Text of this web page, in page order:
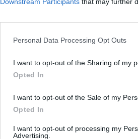
Personal Data Processing Opt Outs
I want to opt-out of the Sharing of my
Opted In
I want to opt-out of the Sale of my
Opted In
I want to opt-out of processing my
Advertising.